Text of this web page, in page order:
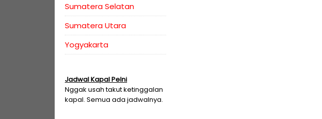
Sumatera Selatan
Sumatera Utara
Yogyakarta
Jadwal Kapal Pelni
Nggak usah takut ketinggalan
kapal. Semua ada jadwalnya.